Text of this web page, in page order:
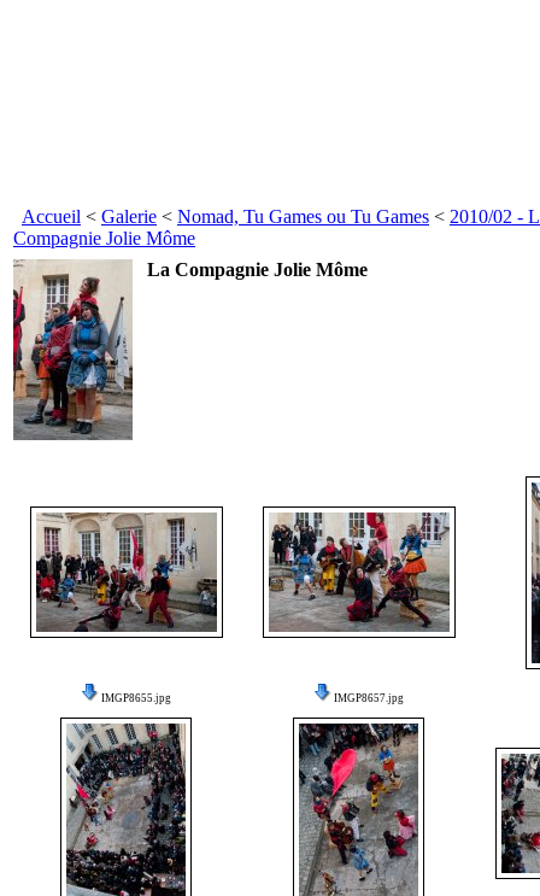
Accueil < Galerie < Nomad, Tu Games ou Tu Games < 2010/02 -
Compagnie Jolie Môme
La Compagnie Jolie Môme
IMGP8655.jpg IMGP8657.jpg